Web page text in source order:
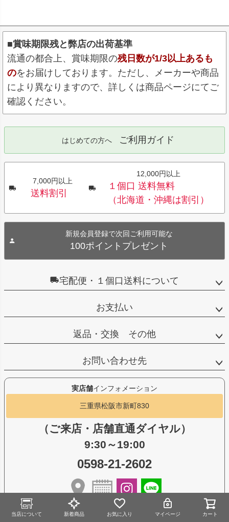
当店について 新着商品 お気に入り マイページ カート
■賞味期限残と弊店の出荷基準
流通の都合上、賞味期限の残日数が1/3以上あるも
のをお届けしております。ただし、メーカーや商品
により異なりますので、詳しくは商品ページにてご
確認ください。
はじめての方へ ご利用ガイド
7,000円以上
送料割引
12,000円以上
１個口 送料無料
（北海道・沖縄は割引）
新規会員登録で次回ご利用可能な
100ポイントプレゼント
宅配便・１個口送料について
お支払い
返品・交換 その他
お問い合わせ先
実店舗インフォメーション
三重県松阪市新町830
（ご来店・店舗直通ダイヤル）
9:30～19:00
0598-21-2602
オンラインショップで